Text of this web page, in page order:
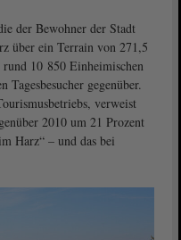
der Bewohner der Stadt
über ein Terrain von 271,5
10 850 Einheimischen
gegenüber.
verweist
2010 um 21 Prozent
Harz“ – und das bei